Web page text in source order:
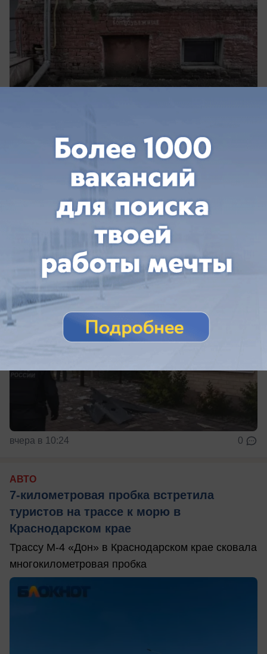
Под Краснодаром обломки дрона
частном доме
Обломки БПЛА упали в ауле Старобжегокай
вчера в 10:24 0
АВТО
7-километровая пробка встретила
туристов на трассе к морю в
Краснодарском крае
Трассу М-4 «Дон» в Краснодарском крае сковала
многокилометровая пробка